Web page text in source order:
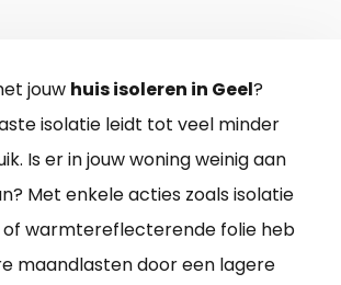
jouw huis isoleren in Geel?
isolatie leidt tot veel minder
Is er in jouw woning weinig aan
Met enkele acties zoals isolatie
of warmtereflecterende folie heb
maandlasten door een lagere